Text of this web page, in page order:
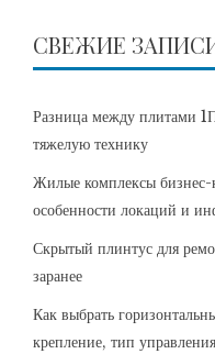
СВЕЖИЕ
Разница между плитами
тяжелую технику
Жилые комплексы бизнес-
особенности локаций и
Скрытый плинтус для
заранее
Как выбрать
крепление, тип